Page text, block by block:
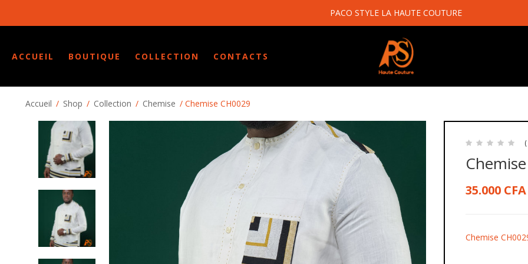
PACO STYLE LA HAUTE COUTURE
ACCUEIL BOUTIQUE COLLECTION CONTACTS
Accueil / Shop / Collection / Chemise / Chemise CH0029
35.000 CFA
Chemise